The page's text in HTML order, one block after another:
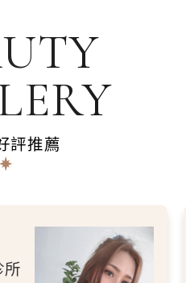
評推薦
所